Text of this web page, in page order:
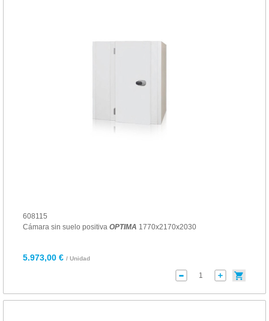
608115
Cámara sin suelo positiva OPTIMA 1770x2170x2030
5.973,00 € / Unidad